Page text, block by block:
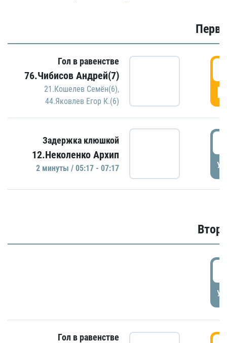
Гол в равенстве
76.Чибисов Андрей(7)
21.Кошелев Семён(6),
44.Яковлев Егор К.(6)
Задержка клюшкой
12.Неколенко Архип
2 минуты / 05:17 - 07:17
Гол в равенстве